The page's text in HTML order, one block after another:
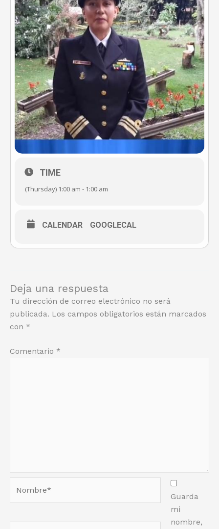
TIME
(Thursday) 1:00 am - 1:00 am
CALENDAR GOOGLECAL
Deja una respuesta
Tu dirección de correo electrónico no será
publicada. Los campos obligatorios están marcados
con *
Comentario *
Guarda
mi
nombre,